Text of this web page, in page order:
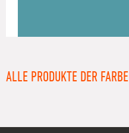
ALLE PRODUKTE DER